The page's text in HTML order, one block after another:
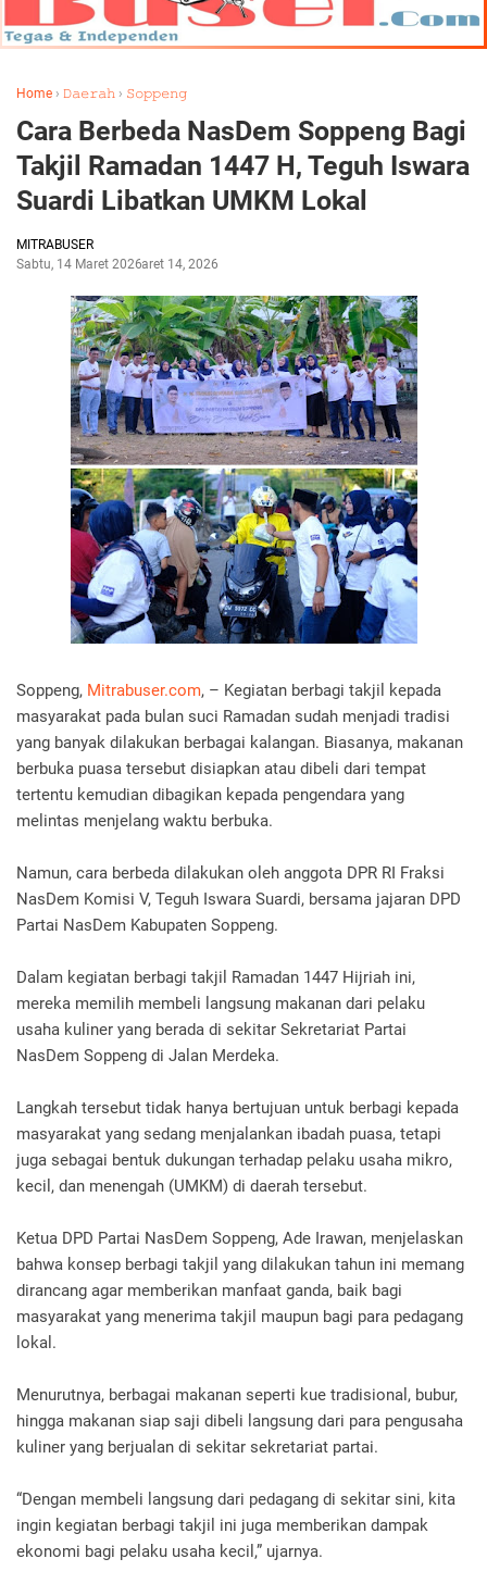
Home › 𝙳𝚊𝚎𝚛𝚊𝚑 › 𝚂𝚘𝚙𝚙𝚎𝚗𝚐
Cara Berbeda NasDem Soppeng Bagi
Takjil Ramadan 1447 H, Teguh Iswara
Suardi Libatkan UMKM Lokal
MITRABUSER
Sabtu, 14 Maret 2026Maret 14, 2026
Soppeng, Mitrabuser.com, – Kegiatan berbagi takjil kepada
masyarakat pada bulan suci Ramadan sudah menjadi tradisi
yang banyak dilakukan berbagai kalangan. Biasanya, makanan
berbuka puasa tersebut disiapkan atau dibeli dari tempat
tertentu kemudian dibagikan kepada pengendara yang
melintas menjelang waktu berbuka.
Namun, cara berbeda dilakukan oleh anggota DPR RI Fraksi
NasDem Komisi V, Teguh Iswara Suardi, bersama jajaran DPD
Partai NasDem Kabupaten Soppeng.
Dalam kegiatan berbagi takjil Ramadan 1447 Hijriah ini,
mereka memilih membeli langsung makanan dari pelaku
usaha kuliner yang berada di sekitar Sekretariat Partai
NasDem Soppeng di Jalan Merdeka.
Langkah tersebut tidak hanya bertujuan untuk berbagi kepada
masyarakat yang sedang menjalankan ibadah puasa, tetapi
juga sebagai bentuk dukungan terhadap pelaku usaha mikro,
kecil, dan menengah (UMKM) di daerah tersebut.
Ketua DPD Partai NasDem Soppeng, Ade Irawan, menjelaskan
bahwa konsep berbagi takjil yang dilakukan tahun ini memang
dirancang agar memberikan manfaat ganda, baik bagi
masyarakat yang menerima takjil maupun bagi para pedagang
lokal.
Menurutnya, berbagai makanan seperti kue tradisional, bubur,
hingga makanan siap saji dibeli langsung dari para pengusaha
kuliner yang berjualan di sekitar sekretariat partai.
“Dengan membeli langsung dari pedagang di sekitar sini, kita
ingin kegiatan berbagi takjil ini juga memberikan dampak
ekonomi bagi pelaku usaha kecil,” ujarnya.